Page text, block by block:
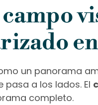
campo
un panorama
a los lados. El
completo.